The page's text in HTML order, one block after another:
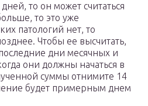
то он может считаться
то это уже
патологий нет, то
Чтобы ее высчитать,
дни месячных и
они должны начаться в
суммы отнимите 14
будет примерным днем